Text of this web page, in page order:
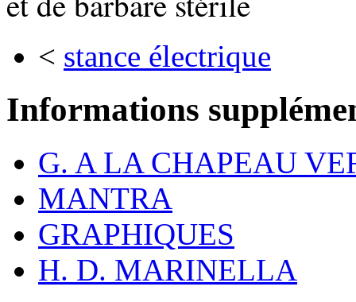
< stance électrique
Informations
G. A LA CHAPEAU
MANTRA
GRAPHIQUES
H. D. MARINELLA